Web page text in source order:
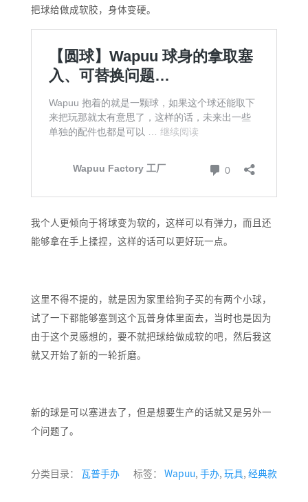
把球给做成软胶，身体变硬。
我个人更倾向于将球变为软的，这样可以有弹力，而且还
能够拿在手上揉捏，这样的话可以更好玩一点。
这里不得不提的，就是因为家里给狗子买的有两个小球，
试了一下都能够塞到这个瓦普身体里面去，当时也是因为
由于这个灵感想的，要不就把球给做成软的吧，然后我这
就又开始了新的一轮折磨。
新的球是可以塞进去了，但是想要生产的话就又是另外一
个问题了。
分类目录： 瓦普手办 标签： Wapuu, 手办, 玩具, 经典款